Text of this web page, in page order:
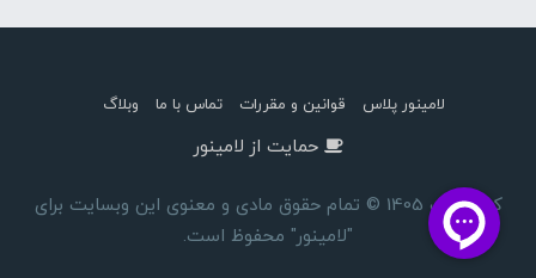
لامینور پلاس قوانین و مقررات تماس با ما وبلاگ
حمایت از لامینور
کپی رایت 1405 © تمام حقوق مادی و معنوی این وبسایت برای
"لامینور" محفوظ است.